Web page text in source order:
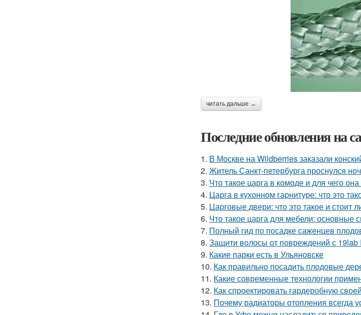
читать дальше →
Последние обновления на
1. В Москве на Wildberries заказали
2. Житель Санкт-петербурга проснулся
3. Что такое царга в комоде и для чего
4. Царга в кухонном гарнитуре: что это
5. Царговые двери: что это такое и стоит
6. Что такое царга для мебели: основные
7. Полный гид по посадке саженцев
8. Защити волосы от повреждений с 19lab
9. Какие парки есть в Ульяновске
10. Как правильно посадить плодовые
11. Какие современные технологии
12. Как спроектировать гардеробную
13. Почему радиаторы отопления всегда